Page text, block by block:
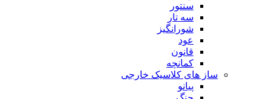
سنتور
سه تار
شورانگیز
عود
قانون
کمانچه
ساز های کلاسیک خارجی
پیانو